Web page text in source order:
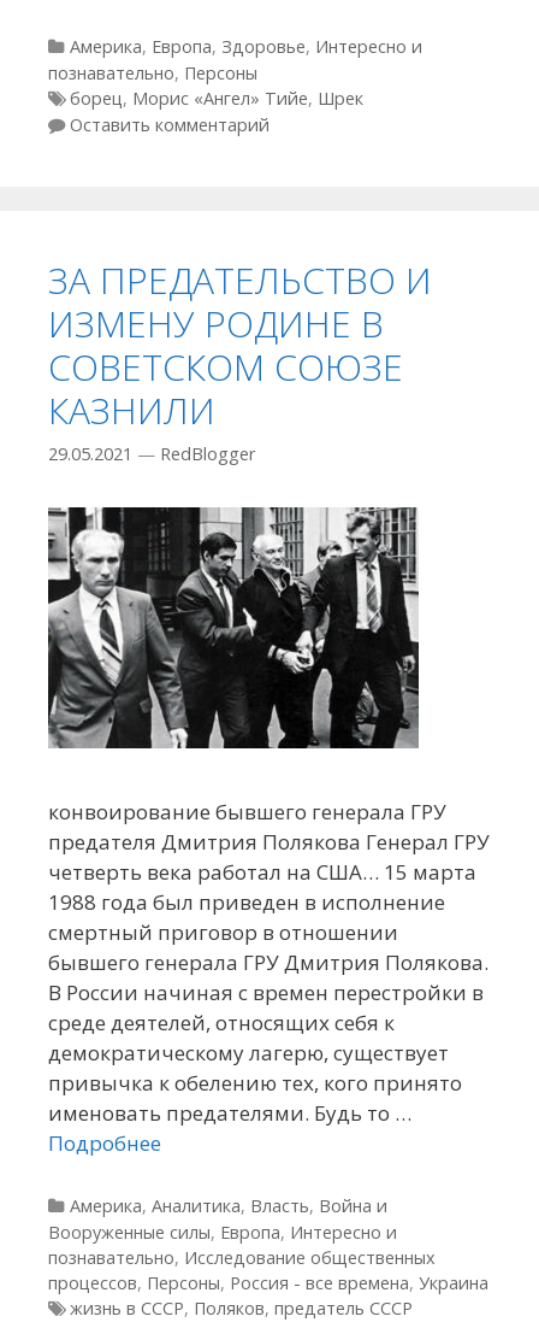
Рубрики
Америка, Европа, Здоровье, Интересно и
познавательно, Персоны
Метки
борец, Морис «Ангел» Тийе, Шрек
Оставить комментарий
ЗА ПРЕДАТЕЛЬСТВО И
ИЗМЕНУ РОДИНЕ В
СОВЕТСКОМ СОЮЗЕ
КАЗНИЛИ
29.05.2021 — RedBlogger
конвоирование бывшего генерала ГРУ
предателя Дмитрия Полякова Генерал ГРУ
четверть века работал на США… 15 марта
1988 года был приведен в исполнение
смертный приговор в отношении
бывшего генерала ГРУ Дмитрия Полякова.
В России начиная с времен перестройки в
среде деятелей, относящих себя к
демократическому лагерю, существует
привычка к обелению тех, кого принято
именовать предателями. Будь то …
Подробнее
Рубрики
Америка, Аналитика, Власть, Война и
Вооруженные силы, Европа, Интересно и
познавательно, Исследование общественных
процессов, Персоны, Россия - все времена, Украина
Метки
жизнь в СССР, Поляков, предатель СССР